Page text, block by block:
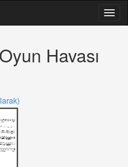
Havası